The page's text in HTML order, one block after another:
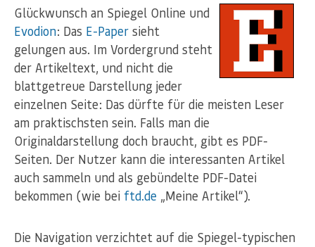
Glückwunsch an Spiegel Online und
Evodion: Das E-Paper sieht
gelungen aus. Im Vordergrund steht
der Artikeltext, und nicht die
blattgetreue Darstellung jeder
einzelnen Seite: Das dürfte für die meisten Leser
am praktischsten sein. Falls man die
Originaldarstellung doch braucht, gibt es PDF-
Seiten. Der Nutzer kann die interessanten Artikel
auch sammeln und als gebündelte PDF-Datei
bekommen (wie bei ftd.de „Meine Artikel“).
Die Navigation verzichtet auf die Spiegel-typischen